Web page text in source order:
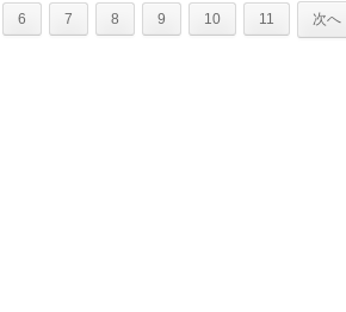
6 7 8 9 10 11 次へ